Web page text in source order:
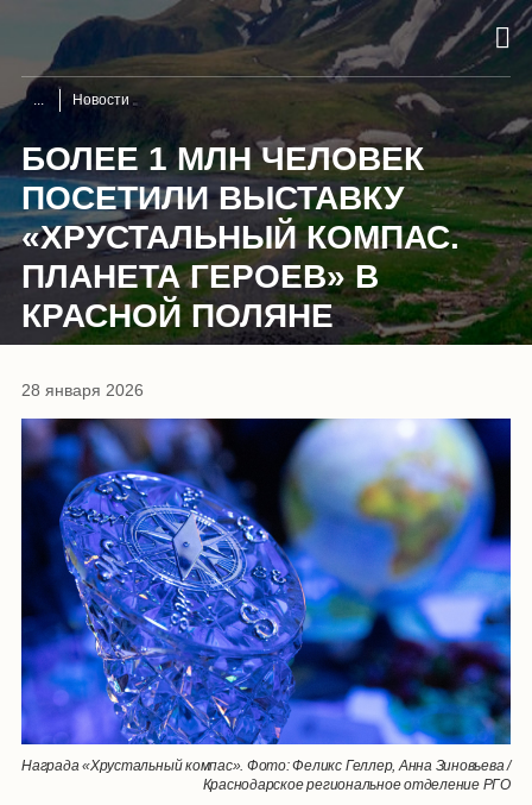
Новости
БОЛЕЕ 1 МЛН ЧЕЛОВЕК
ПОСЕТИЛИ ВЫСТАВКУ
«ХРУСТАЛЬНЫЙ КОМПАС.
ПЛАНЕТА ГЕРОЕВ» В
КРАСНОЙ ПОЛЯНЕ
28 января 2026
Награда «Хрустальный компас». Фото: Феликс Геллер, Анна Зиновьева /
Краснодарское региональное отделение РГО